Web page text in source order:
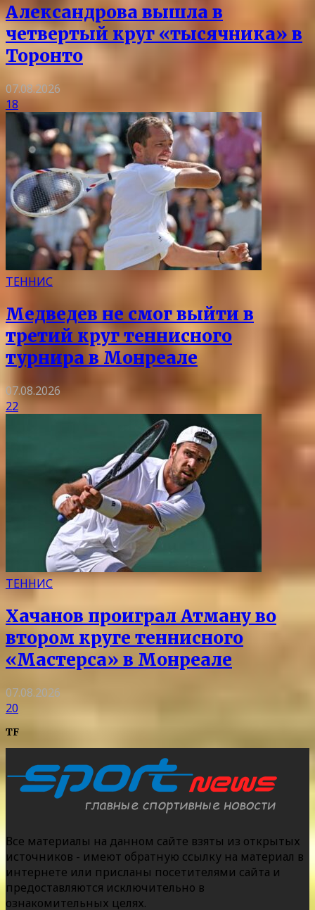
Александрова вышла в
четвертый круг «тысячника» в
Торонто
07.08.2026
18
ТЕННИС
Медведев не смог выйти в
третий круг теннисного
турнира в Монреале
07.08.2026
22
ТЕННИС
Хачанов проиграл Атману во
втором круге теннисного
«Мастерса» в Монреале
07.08.2026
20
TF
Все материалы на данном сайте взяты из открытых
источников - имеют обратную ссылку на материал в
интернете или присланы посетителями сайта и
предоставляются исключительно в
ознакомительных целях.